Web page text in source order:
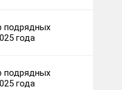
подрядных
года
подрядных
года